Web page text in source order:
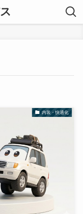
内装・快適化